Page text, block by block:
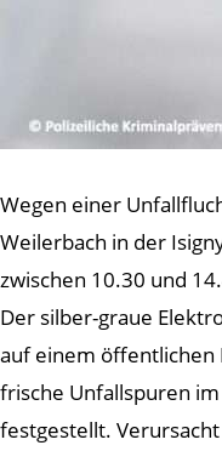
Wegen einer
Weilerbach in der
zwischen 10.30 und
Der silber-graue
auf einem öffentlichen
frische Unfallspuren
festgestellt.